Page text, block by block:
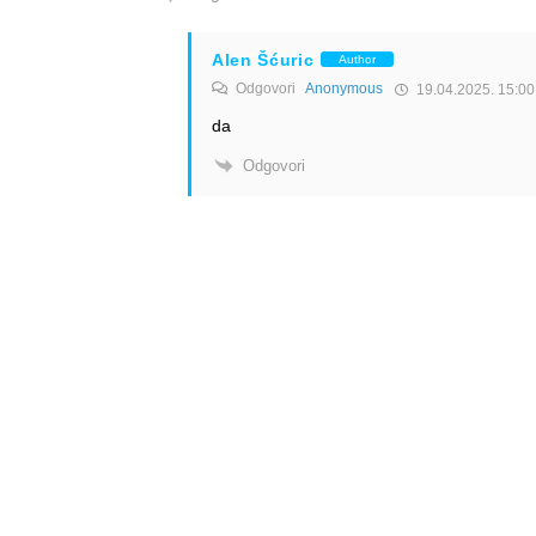
Alen Šćuric Author
Odgovori Anonymous 19.04.2025. 15:00
da
Odgovori